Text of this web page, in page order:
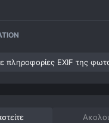
πληροφορίες EXIF της